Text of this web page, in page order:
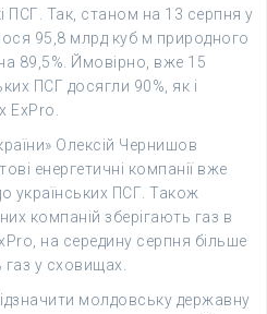
ПСГ. Так, станом на 13 серпня у
95,8 млрд куб м природного
89,5%. Ймовірно, вже 15
ПСГ досягли 90%, як і
ExPro.
Олексій Чернишов
енергетичні компанії вже
українських ПСГ. Також
компаній зберігають газ в
на середину серпня більше
газ у сховищах.
молдовську державну